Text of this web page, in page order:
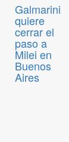
Galmarini
quiere
cerrar el
paso a
Milei en
Buenos
Aires